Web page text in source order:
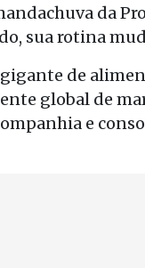
da
sua rotina
de
global de
e